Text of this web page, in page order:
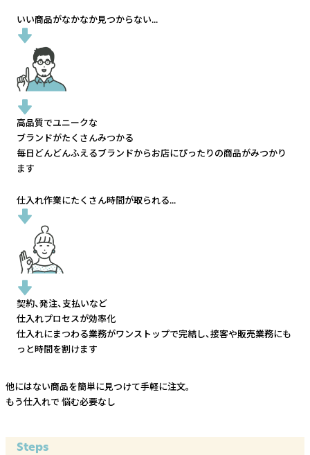
いい商品がなかなか見つからない...
高品質でユニークな
ブランドがたくさんみつかる
毎日どんどんふえるブランドからお店にぴったりの商品がみつかり
ます
仕入れ作業にたくさん時間が取られる...
契約、発注、支払いなど
仕入れプロセスが効率化
仕入れにまつわる業務がワンストップで完結し、接客や販売業務にも
っと時間を割けます
他にはない商品を簡単に見つけて手軽に注文。
もう仕入れで 悩む必要なし
Steps